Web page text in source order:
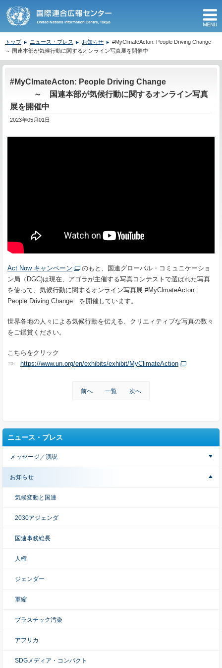
トップ ニュース・プレス お知らせ
#MyClmateActon: People Driving Change
～ 国連本部が気候行動に関するオンライン写真展を開催中
#MyClmateActon: People Driving Change
～ 国連本部が気候行動に関するオンライン写真
展を開催中
2023年05月01日
Act Now キャンペーン
のもと、国連グローバル・コミュニケーショ
ン局（DGC)は現在、アゴラが主催する写真コンテストで選ばれた写真
を使って、気候行動に関するオンライン写真展 #MyClmateActon:
People Driving Change を開催しています。
世界各地の人々による気候行動を伝える、クリエィティブな写真の数々
をご鑑賞ください。
こちらをクリック
⇒
https://www.un.org/en/exhibits/exhibit/MyClimateAction
前へ 一覧 次へ
ニュース・プレス
メッセージ／演説
お知らせ
気候変動と国連
2030アジェンダ
国連事務総長
人権
ジェンダー
軍縮
プラスチック汚染
アフリカ
SDGメディア・コンパクト